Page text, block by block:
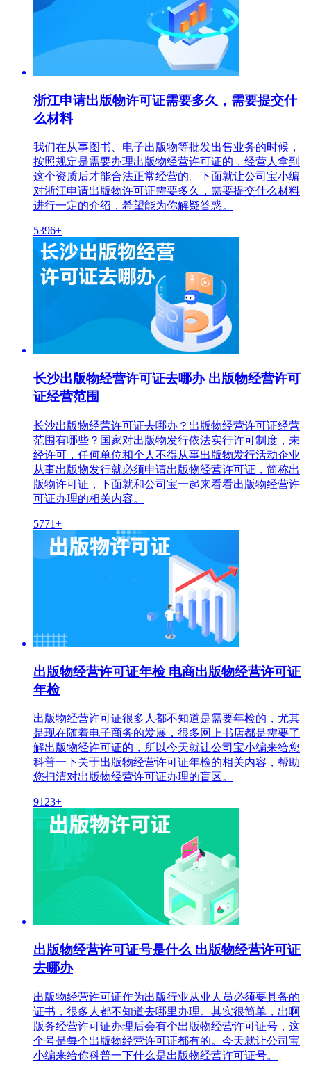
浙江申请出版物许可证需要多久，需要提交什
么材料
我们在从事图书、电子出版物等批发出售业务的时候，
按照规定是需要办理出版物经营许可证的，经营人拿到
这个资质后才能合法正常经营的。下面就让公司宝小编
对浙江申请出版物许可证需要多久，需要提交什么材料
进行一定的介绍，希望能为你解疑答惑。
5396+
长沙出版物经营许可证去哪办 出版物经营许可
证经营范围
长沙出版物经营许可证去哪办？出版物经营许可证经营
范围有哪些？国家对出版物发行依法实行许可制度，未
经许可，任何单位和个人不得从事出版物发行活动企业
从事出版物发行就必须申请出版物经营许可证，简称出
版物许可证，下面就和公司宝一起来看看出版物经营许
可证办理的相关内容。
5771+
出版物经营许可证年检 电商出版物经营许可证
年检
出版物经营许可证很多人都不知道是需要年检的，尤其
是现在随着电子商务的发展，很多网上书店都是需要了
解出版物经许可证的，所以今天就让公司宝小编来给您
科普一下关于出版物经营许可证年检的相关内容，帮助
您扫清对出版物经营许可证办理的盲区。
9123+
出版物经营许可证号是什么 出版物经营许可证
去哪办
出版物经营许可证作为出版行业从业人员必须要具备的
证书，很多人都不知道去哪里办理。其实很简单，出啊
版务经营许可证办理后会有个出版物经营许可证号，这
个号是每个出版物经营许可证都有的。今天就让公司宝
小编来给你科普一下什么是出版物经营许可证号。